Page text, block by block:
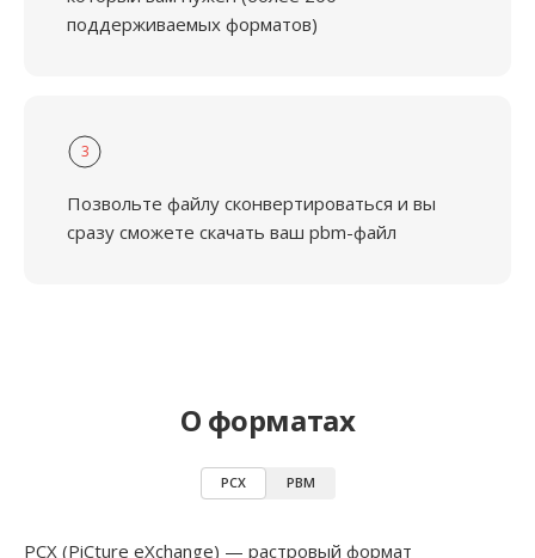
поддерживаемых форматов)
3
Позвольте файлу сконвертироваться и вы
сразу сможете скачать ваш pbm-файл
О форматах
PCX PBM
PCX (PiCture eXchange) — растровый формат